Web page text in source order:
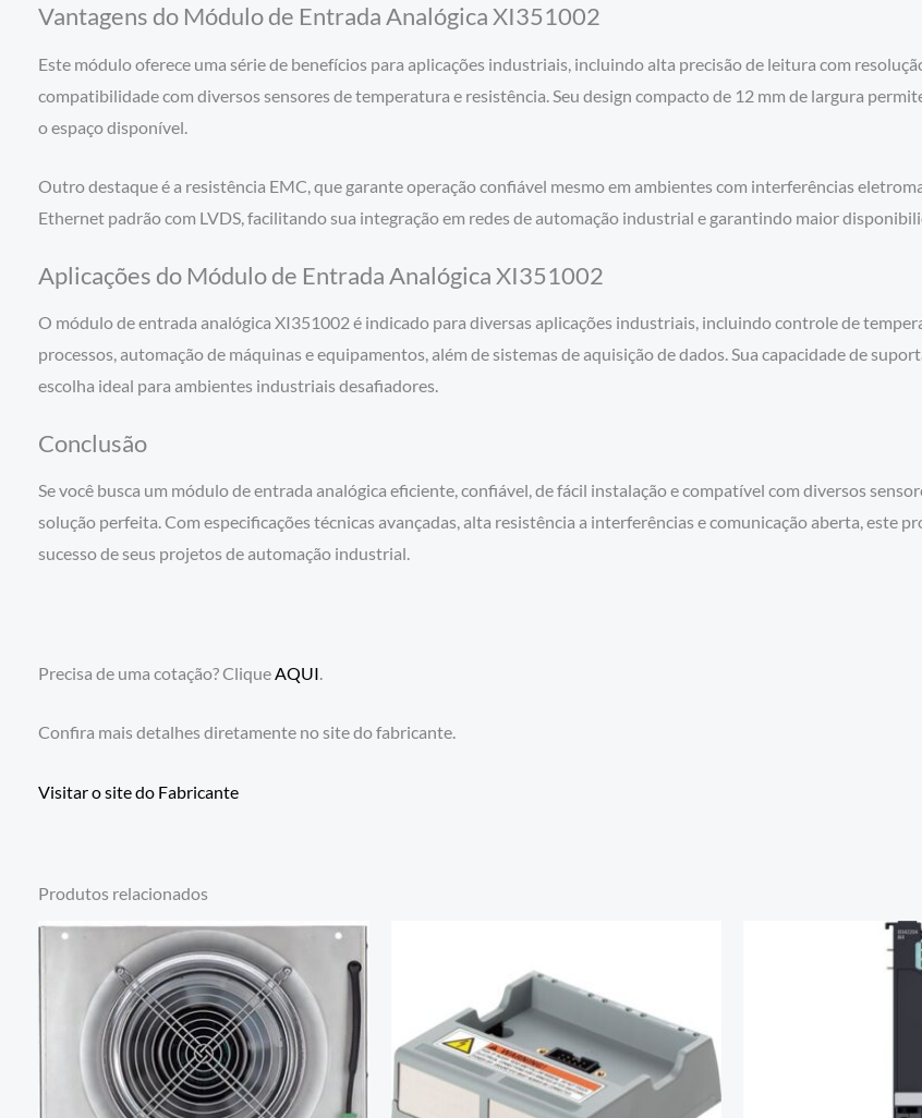
Vantagens do Módulo de Entrada Analógica XI351002
Este módulo oferece uma série de benefícios para aplicações industriais, incluindo alta precisão de leitura com
compatibilidade com diversos sensores de temperatura e resistência. Seu design compacto de 12 mm de largura
o espaço disponível.
Outro destaque é a resistência EMC, que garante operação confiável mesmo em ambientes com interferências
Ethernet padrão com LVDS, facilitando sua integração em redes de automação industrial e garantindo maior
Aplicações do Módulo de Entrada Analógica XI351002
O módulo de entrada analógica XI351002 é indicado para diversas aplicações industriais, incluindo controle de
processos, automação de máquinas e equipamentos, além de sistemas de aquisição de dados. Sua capacidade de
escolha ideal para ambientes industriais desafiadores.
Conclusão
Se você busca um módulo de entrada analógica eficiente, confiável, de fácil instalação e compatível com diversos
solução perfeita. Com especificações técnicas avançadas, alta resistência a interferências e comunicação aberta, este
sucesso de seus projetos de automação industrial.
Precisa de uma cotação? Clique AQUI
Confira mais detalhes diretamente no site do fabricante.
Visitar o site do Fabricante
Produtos relacionados